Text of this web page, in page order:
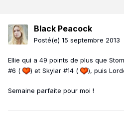
Black Peacock
Posté(e) 15 septembre 2013
Ellie qui a 49 points de plus que
#6 (
) et Skylar #14 ( ), puis
Semaine parfaite pour moi !